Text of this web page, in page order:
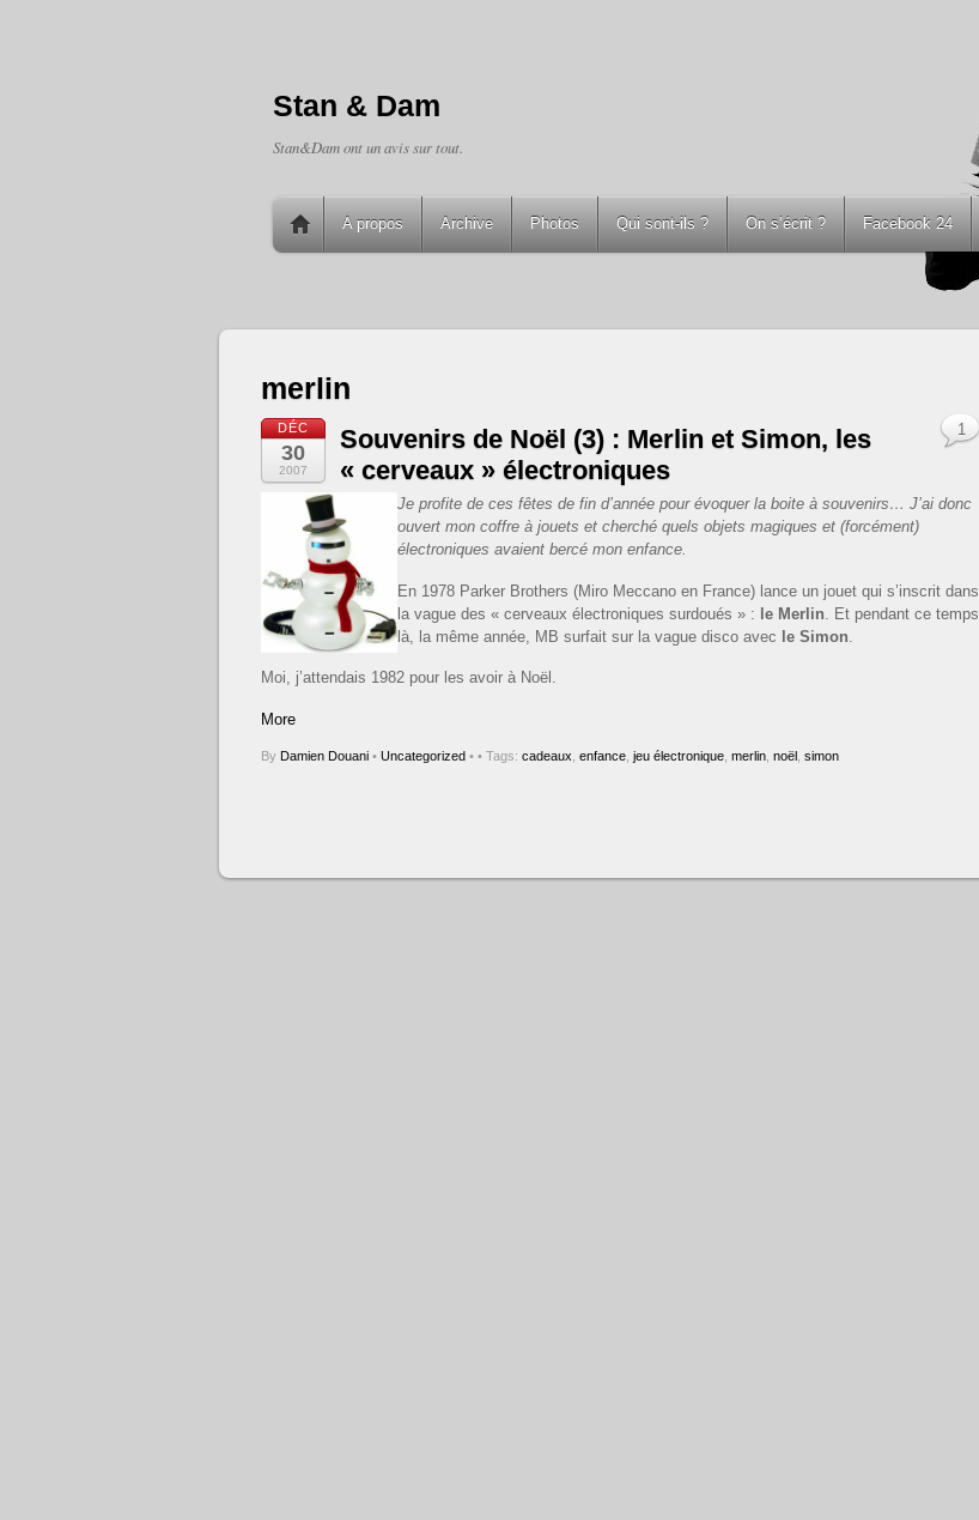
Stan & Dam
Stan&Dam ont un avis sur tout.
A propos Archive Photos Qui sont-ils ? On s’écrit ? Facebook 24
merlin
DÉC
30
2007
Souvenirs de Noël (3) : Merlin et Simon, les
« cerveaux » électroniques
Je profite de ces fêtes de fin d’année pour évoquer la boite à souvenirs… J’ai donc
ouvert mon coffre à jouets et cherché quels objets magiques et (forcément)
électroniques avaient bercé mon enfance.
En 1978 Parker Brothers (Miro Meccano en France) lance un jouet qui s’inscrit dans
la vague des « cerveaux électroniques surdoués » : le Merlin . Et pendant ce temps
là, la même année, MB surfait sur la vague disco avec le Simon
Moi, j’attendais 1982 pour les avoir à Noël.
More
By Damien Douani • Uncategorized •
1
• Tags: cadeaux enfance jeu électronique merlin noël simon